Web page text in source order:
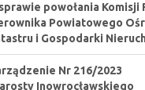
powołania
Powiatowego
i Gospodarki
Nr 216/2023
Inowrocławskiego